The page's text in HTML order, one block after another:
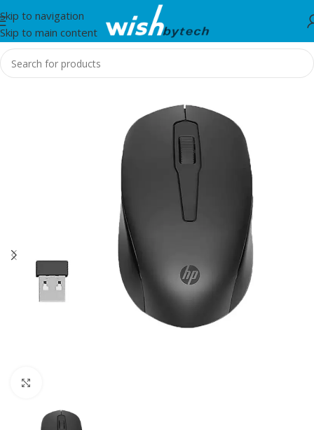
Skip to navigation
Skip to main content
Home/HP